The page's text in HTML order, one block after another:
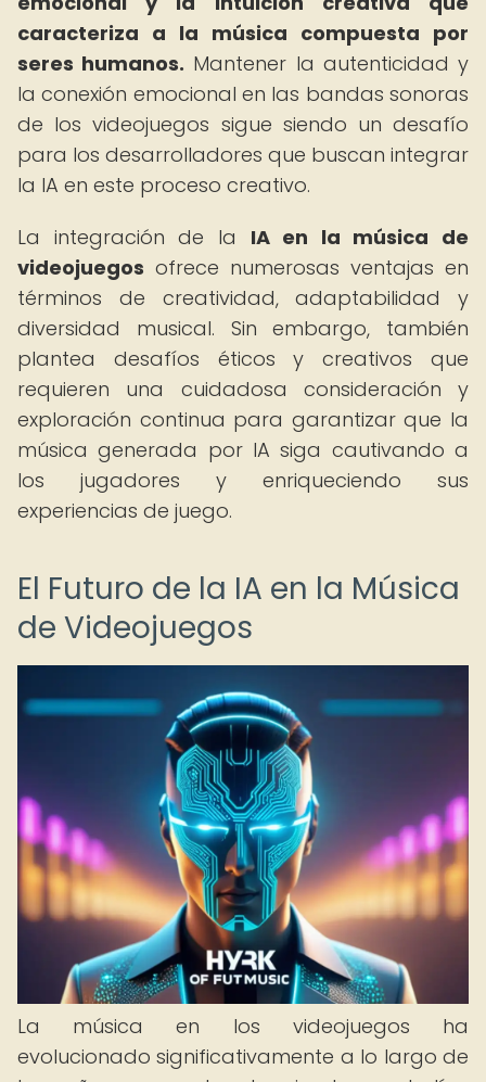
caracteriza a la música compuesta por
seres humanos. Mantener la autenticidad y
la conexión emocional en las bandas sonoras
de los videojuegos sigue siendo un desafío
para los desarrolladores que buscan integrar
la IA en este proceso creativo.
La integración de la IA en la música de
videojuegos ofrece numerosas ventajas en
términos de creatividad, adaptabilidad y
diversidad musical. Sin embargo, también
plantea desafíos éticos y creativos que
requieren una cuidadosa consideración y
exploración continua para garantizar que la
música generada por IA siga cautivando a
los jugadores y enriqueciendo sus
experiencias de juego.
El Futuro de la IA en la Música
de Videojuegos
La música en los videojuegos ha
evolucionado significativamente a lo largo de